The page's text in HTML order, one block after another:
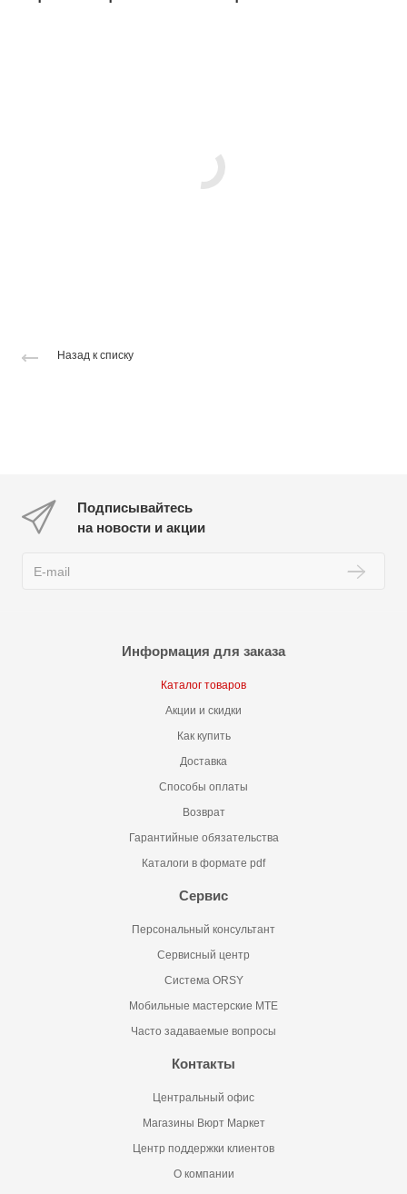
Назад к списку
Подписывайтесь
на новости и акции
Информация для заказа
Каталог товаров
Акции и скидки
Как купить
Доставка
Способы оплаты
Возврат
Гарантийные обязательства
Каталоги в формате pdf
Сервис
Персональный консультант
Сервисный центр
Система ORSY
Мобильные мастерские MTE
Часто задаваемые вопросы
Контакты
Центральный офис
Магазины Вюрт Маркет
Центр поддержки клиентов
О компании